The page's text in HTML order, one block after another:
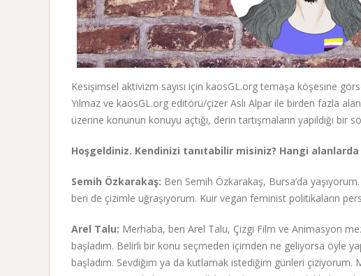
Kesişimsel aktivizm sayısı için kaosGL.org temaşa köşesine
Yılmaz ve kaosGL.org editörü/çizer Aslı Alpar ile birden fazla
üzerine konunun konuyu açtığı, derin tartışmaların yapıldığı bir
Hoşgeldiniz. Kendinizi tanıtabilir misiniz? Hangi alanlarda
Semih Özkarakaş: Ben Semih Özkarakaş, Bursa’da
beri de çizimle uğraşıyorum. Kuir vegan feminist politikaların
Arel Talu: Merhaba, ben Arel Talu, Çizgi Film ve Animasyon
başladım. Belirli bir konu seçmeden içimden ne geliyorsa öyle
başladım. Sevdiğim ya da kutlamak istediğim günleri çiziyorum.